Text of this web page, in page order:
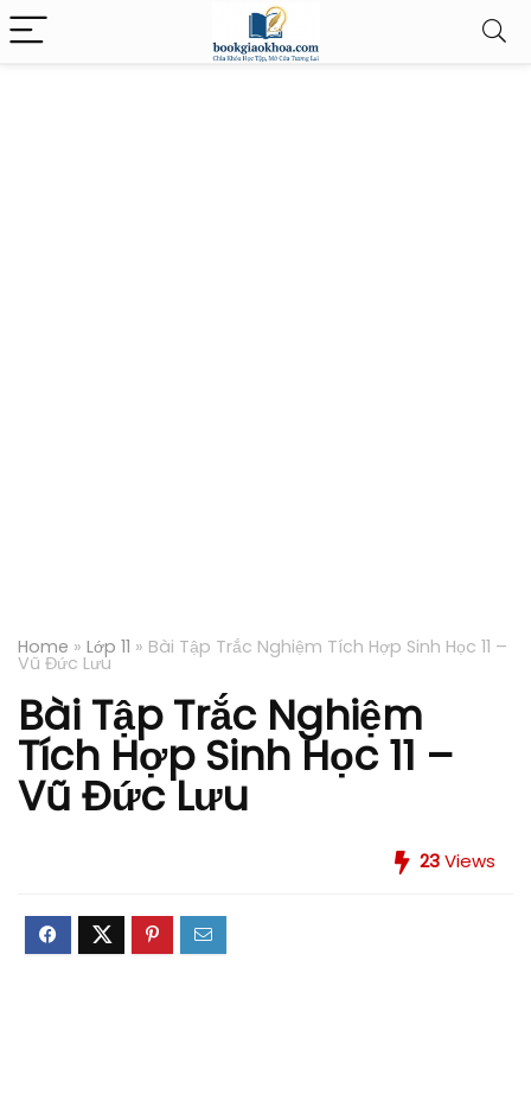
Home » Lớp 11 » Bài Tập Trắc Nghiệm Tích Hợp Sinh Học 11 –
Vũ Đức Lưu
Bài Tập Trắc Nghiệm
Tích Hợp Sinh Học 11 –
Vũ Đức Lưu
23Views